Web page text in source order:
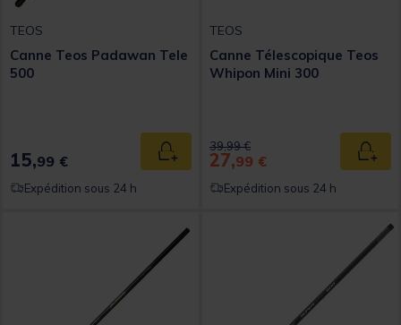
TEOS
Canne Teos Padawan Tele
500
15,99 € Ajouter au panier
Expédition sous 24 h
TEOS
Canne Télescopique Teos
Whipon Mini 300
Price reduced from
39,99 €to
27,99 €
Expédition sous 24 h